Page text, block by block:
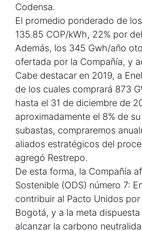
Codensa.
El promedio ponderado de
135.85 COP/kWh, 22% por
Además, los 345 Gwh/año
ofertada por la Compañía, y
Cabe destacar en 2019, a
de los cuales comprará 873
hasta el 31 de diciembre de
aproximadamente el 8% de
subastas, compraremos
aliados estratégicos del
agregó Restrepo.
De esta forma, la Compañía
Sostenible (ODS) número 7:
contribuir al Pacto Unidos
Bogotá, y a la meta
alcanzar la carbono